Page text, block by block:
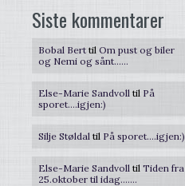
Siste kommentarer
Bobal Bert tilOm pust og biler
og Nemi og sånt……
Else-Marie Sandvoll til På
sporet….igjen:)
Silje Støldal til På sporet….igjen:)
Else-Marie Sandvoll tilTiden fra
25.oktober til idag…….